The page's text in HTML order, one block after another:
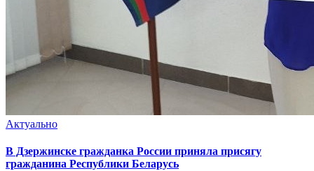
Актуально
В Дзержинске гражданка России приняла присягу
гражданина Республики Беларусь